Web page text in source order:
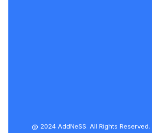
@ 2024 AddNeSS. All Rights Reserved.